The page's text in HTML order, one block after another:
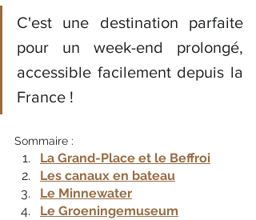
C'est une destination parfaite
pour un week-end prolongé,
accessible facilement depuis la
France !
Sommaire :
La Grand-Place et le Beffroi
Les canaux en bateau
Le Minnewater
Le Groeningemuseum